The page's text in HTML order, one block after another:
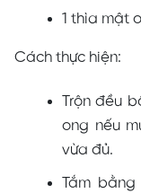
1 thìa mật
Cách thực hiện:
Trộn đều
ong nếu
vừa đủ.
Tắm